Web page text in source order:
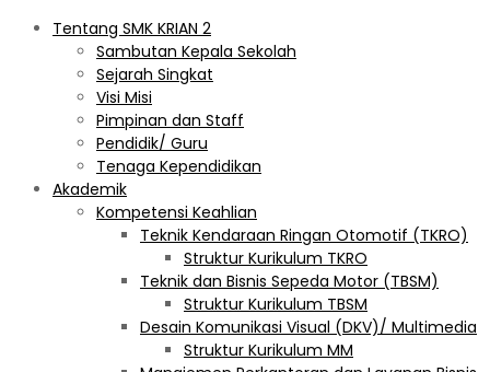
Tentang SMK KRIAN 2
Sambutan Kepala Sekolah
Sejarah Singkat
Visi Misi
Pimpinan dan Staff
Pendidik/ Guru
Tenaga Kependidikan
Akademik
Kompetensi Keahlian
Teknik Kendaraan Ringan Otomotif (TKRO)
Struktur Kurikulum TKRO
Teknik dan Bisnis Sepeda Motor (TBSM)
Struktur Kurikulum TBSM
Desain Komunikasi Visual (DKV)/ Multimedia
Struktur Kurikulum MM